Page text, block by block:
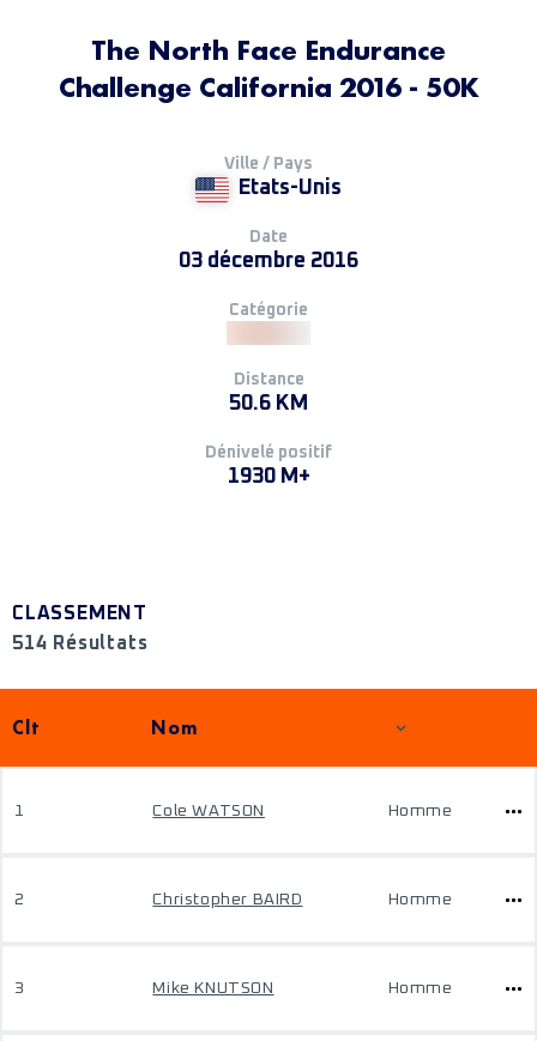
The North Face Endurance
Challenge California 2016 - 50K
Ville / Pays
Etats-Unis
Date
03 décembre 2016
Catégorie
Distance
50.6 KM
Dénivelé positif
1930 M+
CLASSEMENT
514 Résultats
Clt Nom
1 Cole WATSON Homme
2 Christopher BAIRD Homme
3 Mike KNUTSON Homme